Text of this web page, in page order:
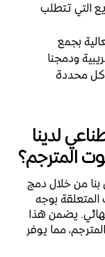
التي تتطلب
بجمع
ودمجنا
محددة
لدينا
المترجم؟
من خلال دمج
بوجه
يضمن هذا
مما يوفر